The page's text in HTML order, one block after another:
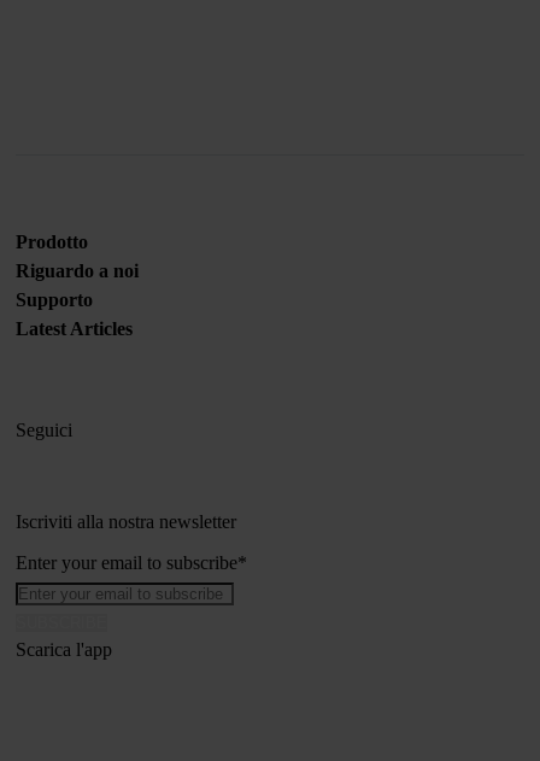
Prodotto
Riguardo a noi
Supporto
Latest Articles
Seguici
Iscriviti alla nostra newsletter
Enter your email to subscribe*
Scarica l'app